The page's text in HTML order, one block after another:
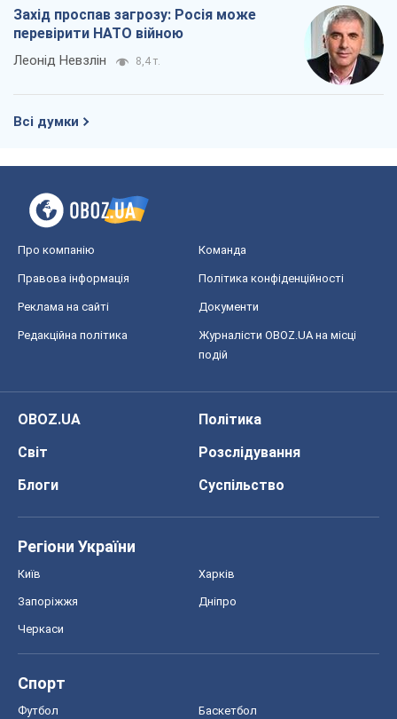
Захід проспав загрозу: Росія може
перевірити НАТО війною
Леонід Невзлін 8,4 т.
Всі думки
Про компанію Команда
Правова інформація Політика конфіденційності
Реклама на сайті Документи
Редакційна політика
Журналісти OBOZ.UA на місці
подій
OBOZ.UA
Політика
Світ
Розслідування
Блоги
Суспільство
Регіони України
Київ Харків
Запоріжжя Дніпро
Черкаси
Спорт
Футбол Баскетбол